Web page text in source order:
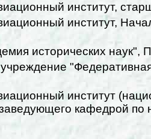
институт,
институт,
исторических наук",
институт
кафедрой по